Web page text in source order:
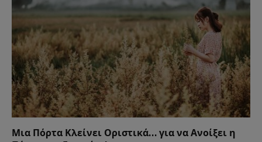
Μια Πόρτα Κλείνει Οριστικά… για να Ανοίξει η